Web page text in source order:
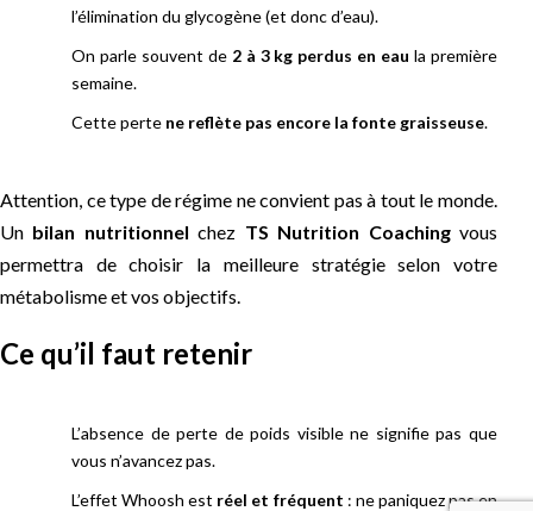
l’élimination du glycogène (et donc d’eau).
On parle souvent de 2 à 3 kg perdus en eau la première
semaine.
Cette perte ne reflète pas encore la fonte graisseuse.
Attention, ce type de régime ne convient pas à tout le monde.
Un bilan nutritionnel chez TS Nutrition Coachingvous
permettra de choisir la meilleure stratégie selon votre
métabolisme et vos objectifs.
Ce qu’il faut retenir
L’absence de perte de poids visible ne signifie pas que
vous n’avancez pas.
L’effet Whoosh est réel et fréquent : ne paniquez pas en